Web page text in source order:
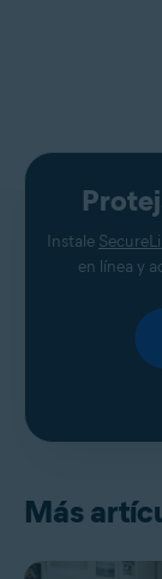
Instale
en línea y
Más